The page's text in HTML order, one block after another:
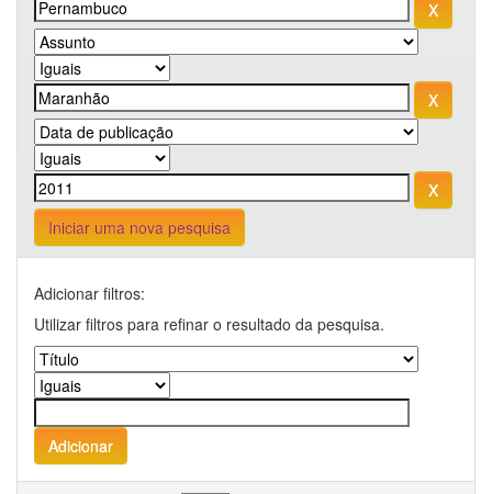
Iniciar uma nova pesquisa
Adicionar filtros:
Utilizar filtros para refinar o resultado da pesquisa.